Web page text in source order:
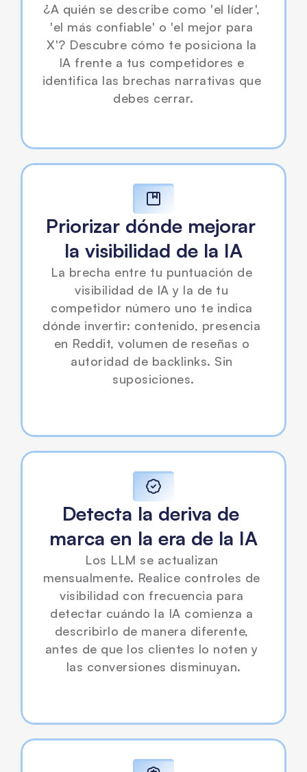
¿A quién se describe como 'el líder',
'el más confiable' o 'el mejor para
X'? Descubre cómo te posiciona la
IA frente a tus competidores e
identifica las brechas narrativas que
debes cerrar.
Priorizar dónde mejorar
la visibilidad de la IA
La brecha entre tu puntuación de
visibilidad de IA y la de tu
competidor número uno te indica
dónde invertir: contenido, presencia
en Reddit, volumen de reseñas o
autoridad de backlinks. Sin
suposiciones.
Detecta la deriva de
marca en la era de la IA
Los LLM se actualizan
mensualmente. Realice controles de
visibilidad con frecuencia para
detectar cuándo la IA comienza a
describirlo de manera diferente,
antes de que los clientes lo noten y
las conversiones disminuyan.